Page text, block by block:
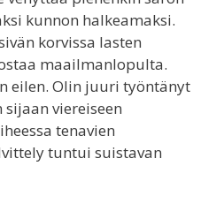
kunnon halkeamaksi.
korvissa lasten
maailmanlopulta.
eilen. Olin juuri työntänyt
viereiseen
tenavien
tuntui suistavan